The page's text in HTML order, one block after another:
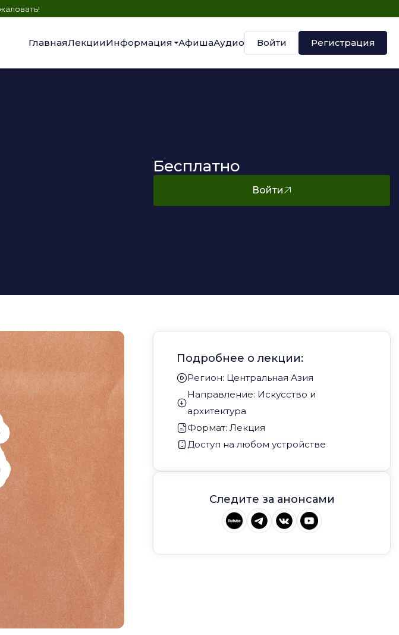
ГлавнаяЛекцииИнформация АфишаАудио Войти Регистрация
Бесплатно
Войти
Подробнее о лекции:
Регион: Центральная Азия
Направление: Искусство и
архитектура
Формат: Лекция
Доступ на любом устройстве
Следите за анонсами